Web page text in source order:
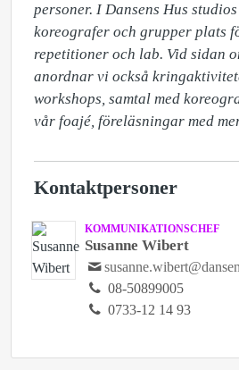
personer. I Dansens Hus
koreografer och grupper plats
repetitioner och lab. Vid sidan
anordnar vi också
workshops, samtal med
vår foajé, föreläsningar med
Kontaktpersoner
KOMMUNIKATIONSCHEF
Susanne Wibert
08-50899005
0733-12 14 93